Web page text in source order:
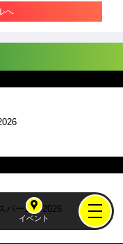
イベント
へ
パーニャ2026